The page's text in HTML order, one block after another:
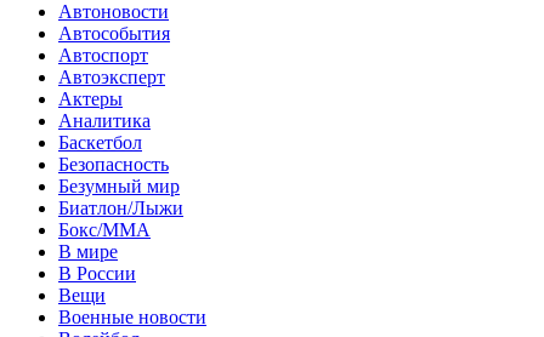
Автоновости
Автособытия
Автоспорт
Автоэксперт
Актеры
Аналитика
Баскетбол
Безопасность
Безумный мир
Биатлон/Лыжи
Бокс/MMA
В мире
В России
Вещи
Военные новости